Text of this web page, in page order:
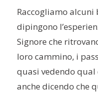
Raccogliamo alcuni
dipingono
Signore che
loro cammino, i
quasi vedendo qual
anche dicendo che